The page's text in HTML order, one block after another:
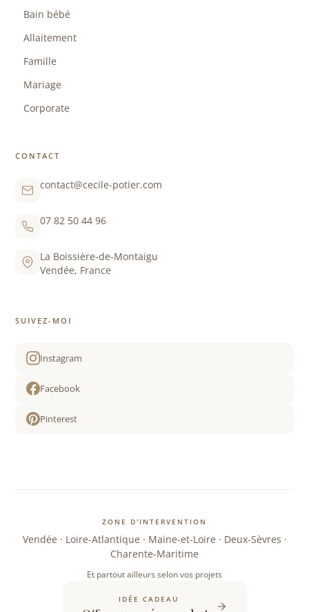
Bain bébé
Allaitement
Famille
Mariage
Corporate
CONTACT
contact@cecile-potier.com
07 82 50 44 96
La Boissière-de-Montaigu
Vendée, France
SUIVEZ-MOI
Instagram
Facebook
Pinterest
ZONE D'INTERVENTION
Vendée · Loire-Atlantique · Maine-et-Loire · Deux-Sèvres ·
Charente-Maritime
Et partout ailleurs selon vos projets
IDÉE CADEAU